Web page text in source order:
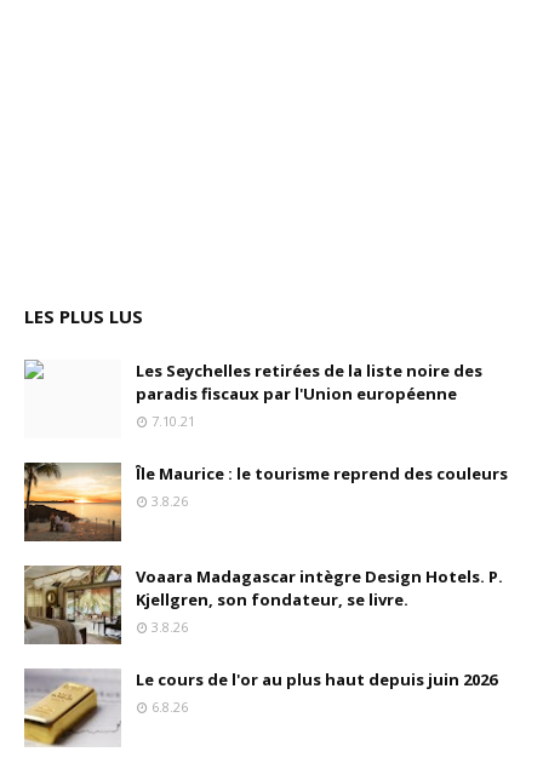
LES PLUS LUS
Les Seychelles retirées de la liste noire des
paradis fiscaux par l'Union européenne
7.10.21
Île Maurice : le tourisme reprend des couleurs
3.8.26
Voaara Madagascar intègre Design Hotels. P.
Kjellgren, son fondateur, se livre.
3.8.26
Le cours de l'or au plus haut depuis juin 2026
6.8.26